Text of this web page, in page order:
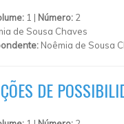
1 | Número: 2
de Sousa Chaves
Noêmia de Sousa
DE